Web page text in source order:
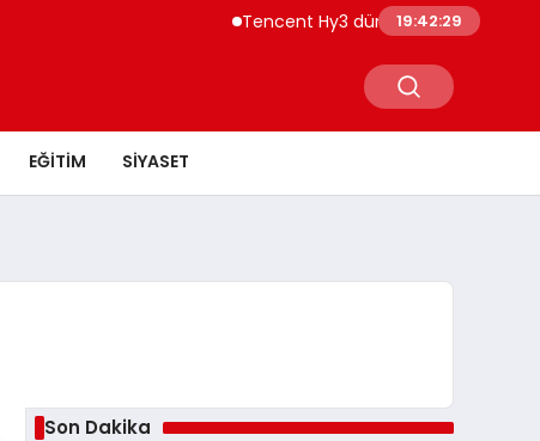
Tencent Hy3 dünya genelinde
19:42:29
EĞITIM SIYASET
Son Dakika